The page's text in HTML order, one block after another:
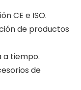
CE e ISO.
de productos
a tiempo.
de